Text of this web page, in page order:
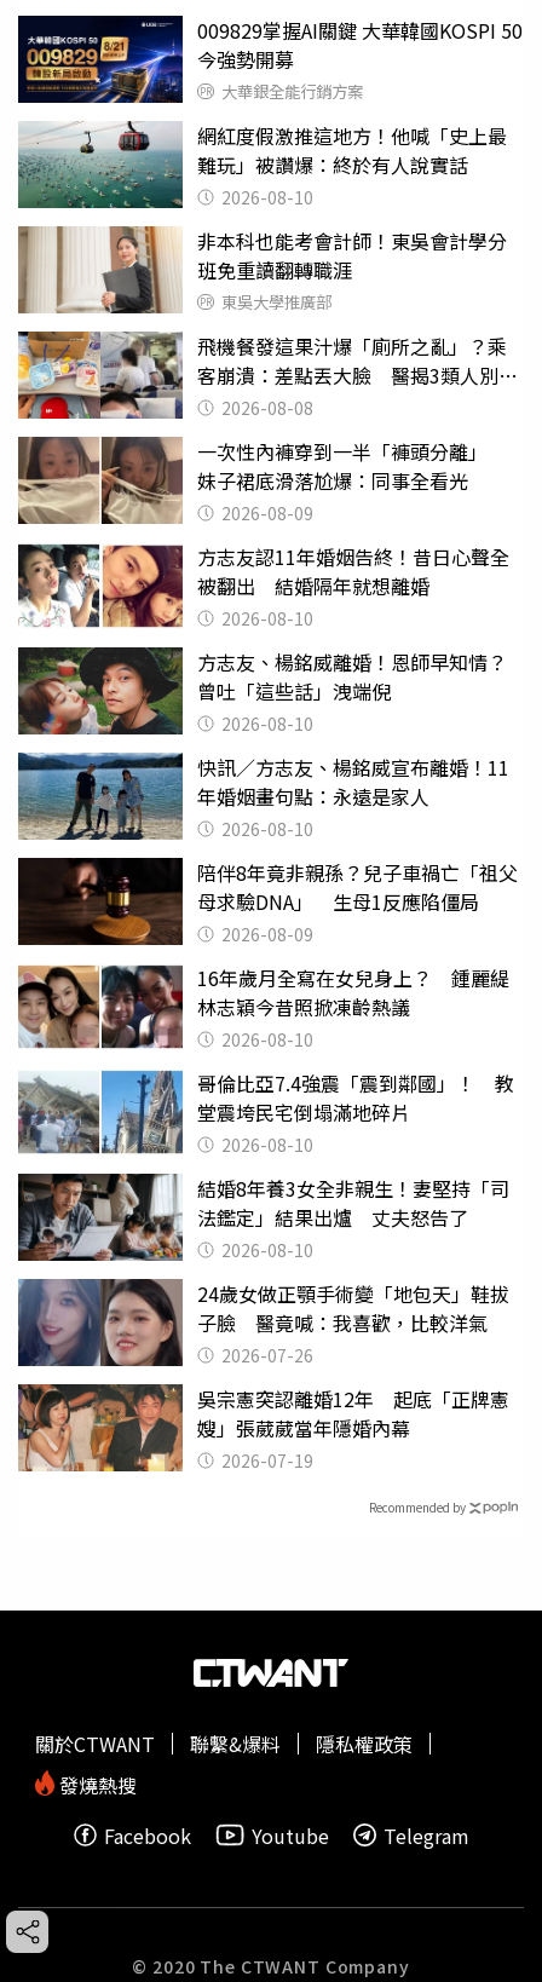
009829掌握AI關鍵 大華韓國KOSPI 50
今強勢開募
大華銀全能行銷方案
網紅度假激推這地方！他喊「史上最
難玩」被讚爆：終於有人說實話
2026-08-10
非本科也能考會計師！東吳會計學分
班免重讀翻轉職涯
東吳大學推廣部
飛機餐發這果汁爆「廁所之亂」？乘
客崩潰：差點丟大臉 醫揭3類人別亂
喝 2026-08-08
一次性內褲穿到一半「褲頭分離」
妹子裙底滑落尬爆：同事全看光
2026-08-09
方志友認11年婚姻告終！昔日心聲全
被翻出 結婚隔年就想離婚
2026-08-10
方志友、楊銘威離婚！恩師早知情？
曾吐「這些話」洩端倪
2026-08-10
快訊／方志友、楊銘威宣布離婚！11
年婚姻畫句點：永遠是家人
2026-08-10
陪伴8年竟非親孫？兒子車禍亡「祖父
母求驗DNA」 生母1反應陷僵局
2026-08-09
16年歲月全寫在女兒身上？ 鍾麗緹
林志穎今昔照掀凍齡熱議
2026-08-10
哥倫比亞7.4強震「震到鄰國」！ 教
堂震垮民宅倒塌滿地碎片
2026-08-10
結婚8年養3女全非親生！妻堅持「司
法鑑定」結果出爐 丈夫怒告了
2026-08-10
24歲女做正顎手術變「地包天」鞋拔
子臉 醫竟喊：我喜歡，比較洋氣
2026-07-26
吳宗憲突認離婚12年 起底「正牌憲
嫂」張葳葳當年隱婚內幕
2026-07-19
Recommended by
關於CTWANT 聯繫&爆料
隱私權政策
發燒熱搜
Facebook
Youtube Telegram
© 2020 The CTWANT Company